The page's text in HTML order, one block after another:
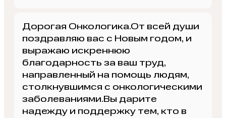
Дорогая Онкологика.От всей души
поздравляю вас с Новым годом, и
выражаю искреннюю
благодарность за ваш труд,
направленный на помощь людям,
столкнувшимся с онкологическими
заболеваниями.Вы дарите
надежду и поддержку тем, кто в